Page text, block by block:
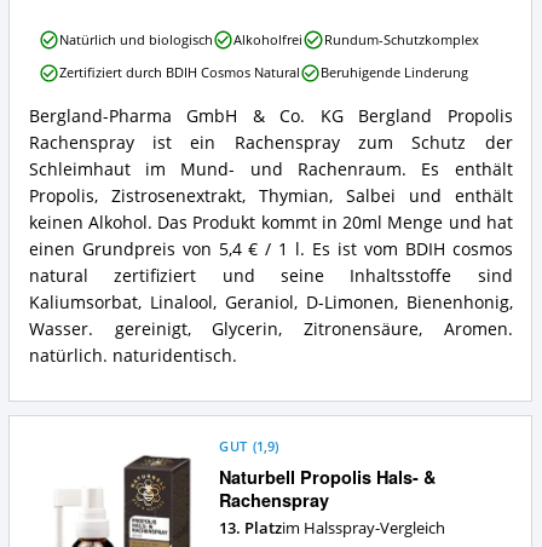
dieses
Halsspray
erhältlich?
Bergland-
Pharma
GmbH
&
Co.
KG
Bergland
Propolis
Rachenspray
Zusammenfassung:
Was
bietet
Halsspray?
Bergland-Pharma GmbH & Co. KG Bergland Propolis
Rachenspray ist ein Rachenspray zum Schutz der
Schleimhaut im Mund- und Rachenraum. Es enthält
Propolis, Zistrosenextrakt, Thymian, Salbei und enthält
keinen Alkohol. Das Produkt kommt in 20ml Menge und hat
einen Grundpreis von 5,4 € / 1 l. Es ist vom BDIH cosmos
natural zertifiziert und seine Inhaltsstoffe sind
Kaliumsorbat, Linalool, Geraniol, D-Limonen, Bienenhonig,
Wasser. gereinigt, Glycerin, Zitronensäure, Aromen.
natürlich. naturidentisch.
Bergland-
Pharma
GmbH
Co.
KG
Bergland
Propolis
Rachenspray
Vorteile:
Was
spricht
für
dieses
Halsspray?
Natürlich und biologisch Alkoholfrei
Rundum-Schutzkomplex
Zertifiziert durch BDIH Cosmos Natural
Beruhigende Linderung
Naturbell Propolis Hals- &
Rachenspray
GUT (1,9)
13. Platzim Halsspray-Vergleich